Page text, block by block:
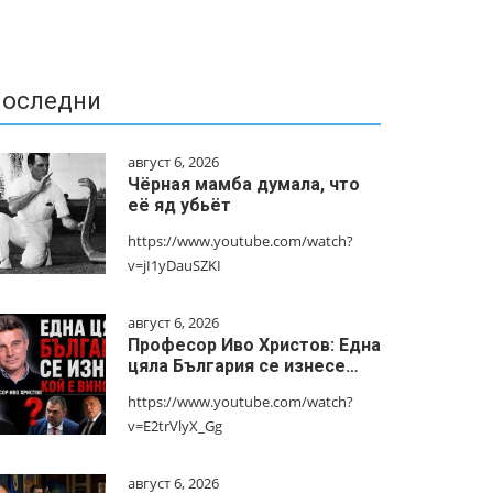
август 6, 2026
Чёрная мамба думала, что
её яд убьёт
https://www.youtube.com/watch?
v=jI1yDauSZKI
август 6, 2026
Професор Иво Христов: Една
цяла България се изнесе…
https://www.youtube.com/watch?
v=E2trVlyX_Gg
август 6, 2026